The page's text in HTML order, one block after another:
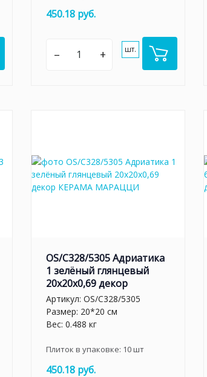
450.18 руб.
– + шт.
OS/C328/5305 Адриатика
1 зелёный глянцевый
20x20x0,69 декор
Артикул: OS/C328/5305
Размер: 20*20 см
Вес: 0.488 кг
Плиток в упаковке: 10шт
450.18 руб.